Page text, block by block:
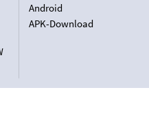
Android
APK-Download